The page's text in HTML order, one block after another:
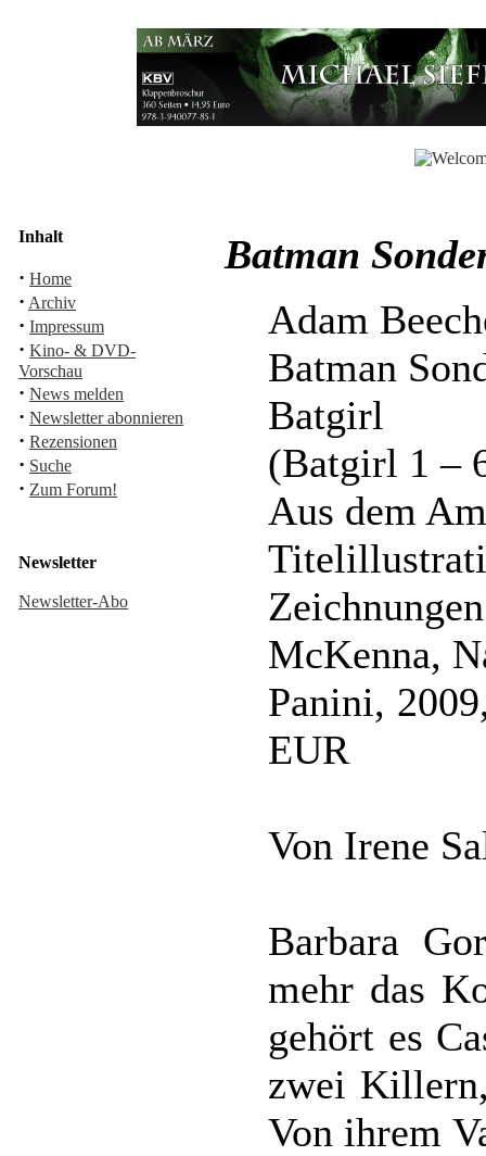
Inhalt
· Home
· Archiv
· Impressum
· Kino- & DVD-
Vorschau
· News melden
· Newsletter abonnieren
· Rezensionen
· Suche
· Zum Forum!
Newsletter
Newsletter-Abo
Batman
Adam
Batman
Batgirl
(Batgirl 1 –
Aus dem
McKenna,
Panini,
EUR
Von Irene
Barbara
mehr das
gehört es
zwei
Von ihrem